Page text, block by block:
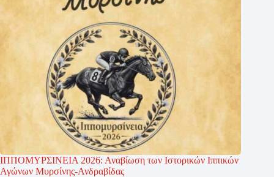
ΙΠΠΟΜΥΡΣΙΝΕΙΑ 2026: Αναβίωση των Ιστορικών Ιππικών
Αγώνων Μυρσίνης-Ανδραβίδας